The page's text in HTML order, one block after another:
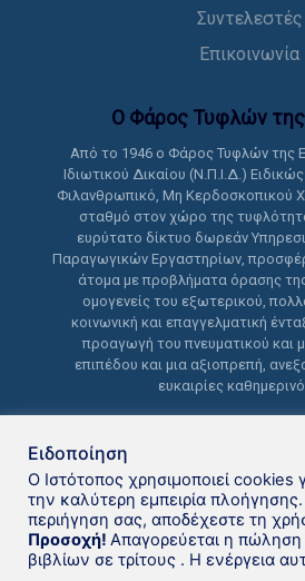
Συντελεστές
Επικοινωνία
Ο Φάρος Τυφλών
Από το 1946 ο Φάρος Τυφλών της
Ιδιωτικού Δικαίου (Ν.Π.Ι.Δ.)
Φιλανθρωπικό, Μη Κερδοσκοπικού
σταθμό στον χώρο της
ευρύτατο δίκτυο δωρεάν
Παραγωγικών Εργαστηρίων,
άτομα με προβλήματα όρασης
ομογενείς του εξωτερικού,
κοινωνική και επαγγελματική
προαγωγή του πνευματικού και
επιπέδου και μια αξιοπρεπή,
ευκαιρίες
Δανειστική
Τυφλών της
Ειδοποίηση
Ο Ιστότοπος χρησιμοποιεί cookies
την καλύτερη εμπειρία
περιήγηση σας, αποδέχεστε τη
Προσοχή! Απαγορεύεται η πώληση
βιβλίων σε τρίτους . Η ενέργεια